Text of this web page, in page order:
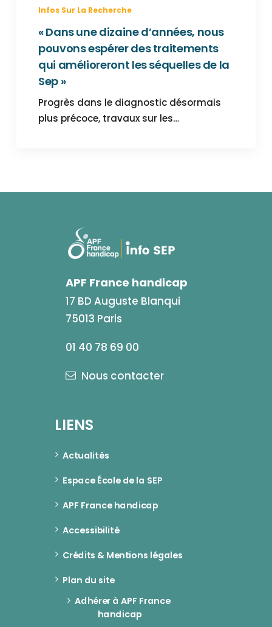
Infos Sur La Recherche
« Dans une dizaine d’années, nous
pouvons espérer des traitements
qui amélioreront les séquelles de la
Sep »
Progrès dans le diagnostic désormais
plus précoce, travaux sur les…
APF France handicap
17 BD Auguste Blanqui
75013 Paris
01 40 78 69 00
Nous contacter
LIENS
Actualités
Espace École de la SEP
APF France handicap
Accessibilité
Crédits & Mentions légales
Plan du site
Adhérer à APF France
handicap